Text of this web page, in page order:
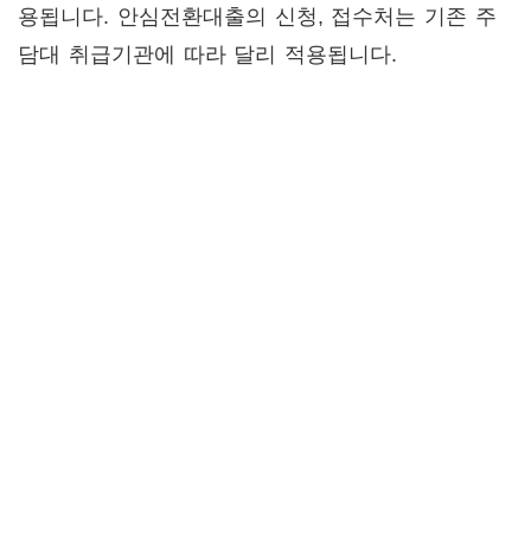
용됩니다. 안심전환대출의 신청, 접수처는 기존 주
담대 취급기관에 따라 달리 적용됩니다.